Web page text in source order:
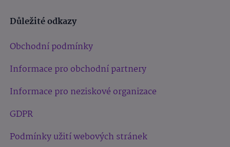
Důležité odkazy
Obchodní podmínky
Informace pro obchodní partnery
Informace pro neziskové organizace
GDPR
Podmínky užití webových stránek